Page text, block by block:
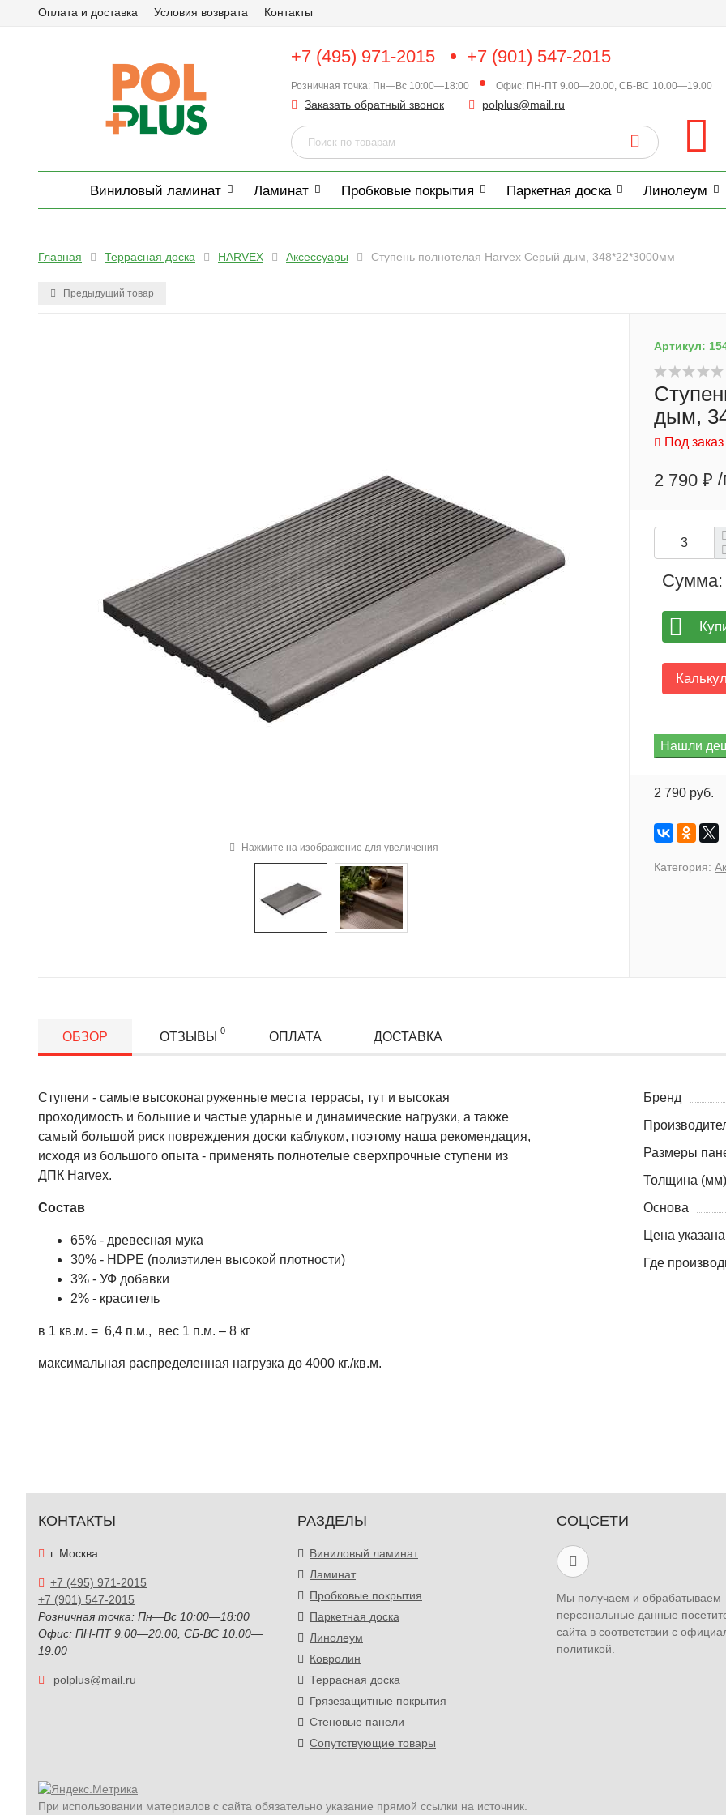
Оплата и доставка Условия возврата Контакты
+7 (495) 971-2015 +7 (901) 547-2015
Розничная точка: Пн—Вс 10:00—18:00 Офис: ПН-ПТ 9.00—20.00, СБ-ВС 10.00—19.00
Заказать обратный звонок polplus@mail.ru
Виниловый ламинат Ламинат Пробковые покрытия Паркетная доска Линолеум
Главная Террасная доска HARVEX Аксессуары Ступень полнотелая Harvex Серый дым, 348*22*3000мм
Предыдущий товар
Нажмите на изображение для увеличения
Артикул:
дым,
Под заказ
2 790 ₽
Сумма:
2 790 руб.
Категория:
ОБЗОР ОТЗЫВЫ 0 ОПЛАТА ДОСТАВКА
Ступени - самые высоконагруженные места террасы, тут и высокая
проходимость и большие и частые ударные и динамические нагрузки, а также
самый большой риск повреждения доски каблуком, поэтому наша рекомендация,
исходя из большого опыта - применять полнотелые сверхпрочные ступени из
ДПК Harvex.
Состав
65% - древесная мука
30% - HDPE (полиэтилен высокой плотности)
3% - УФ добавки
2% - краситель
в 1 кв.м. = 6,4 п.м., вес 1 п.м. – 8 кг
максимальная распределенная нагрузка до 4000 кг./кв.м.
Бренд
Размеры
Толщина (мм)
Основа
Цена
Где
КОНТАКТЫ
г. Москва
+7 (495) 971-2015
+7 (901) 547-2015
Розничная точка: Пн—Вс 10:00—18:00
Офис: ПН-ПТ 9.00—20.00, СБ-ВС 10.00—
19.00
polplus@mail.ru
РАЗДЕЛЫ
Виниловый ламинат
Ламинат
Пробковые покрытия
Паркетная доска
Линолеум
Ковролин
Террасная доска
Грязезащитные покрытия
Стеновые панели
Сопутствующие товары
СОЦСЕТИ
Мы получаем и обрабатываем
персональные данные
сайта в соответствии с
политикой.
При использовании материалов с сайта обязательно указание прямой ссылки на источник.